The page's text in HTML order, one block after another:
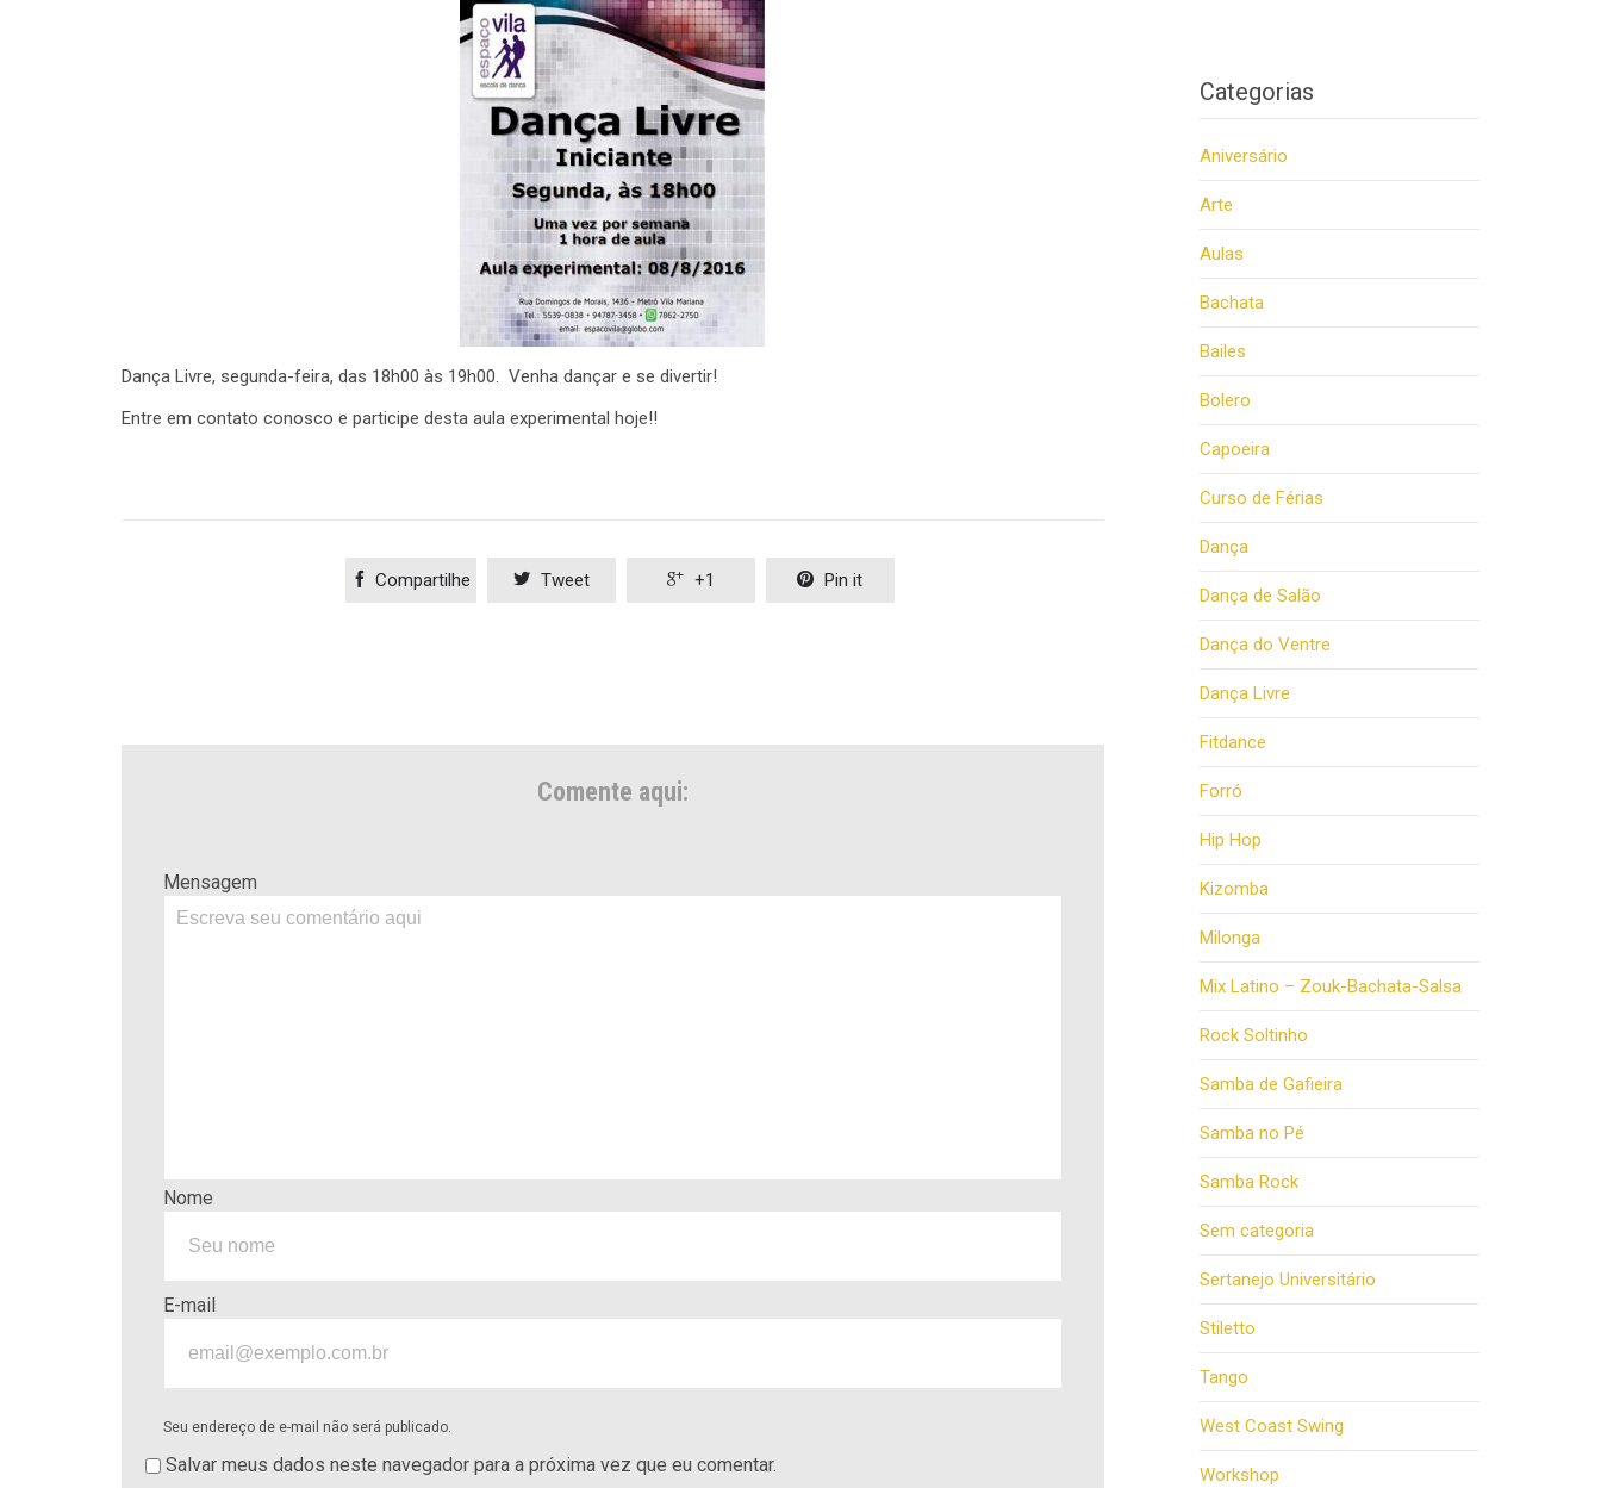
Dança Livre, segunda-feira, das 18h00 às 19h00. Venha dançar e se divertir!
Entre em contato conosco e participe desta aula experimental hoje!!
 Compartilhe  Tweet  +1  Pin it
Comente aqui:
Mensagem
Nome
E-mail
Seu endereço de e-mail não será publicado.
Salvar meus dados neste navegador para a próxima vez que eu comentar.
Categorias
Aniversário
Arte
Aulas
Bachata
Bailes
Bolero
Capoeira
Curso de Férias
Dança
Dança de Salão
Dança do Ventre
Dança Livre
Fitdance
Forró
Hip Hop
Kizomba
Milonga
Mix Latino – Zouk-Bachata-Salsa
Rock Soltinho
Samba de Gafieira
Samba no Pé
Samba Rock
Sem categoria
Sertanejo Universitário
Stiletto
Tango
West Coast Swing
Workshop